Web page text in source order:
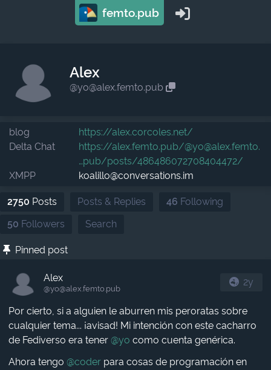
femto.pub
Alex
@yo@alex.femto.pub
blog https://alex.corcoles.net/
Delta Chat
https://alex.femto.pub/@yo@alex.femto.
pub/posts/486486072708404472/
XMPP
koalillo@conversations.im
2750 Posts Posts & Replies 46 Following
50 Followers Search
Pinned post
Alex
@yo​@alex.femto.pub
2y
Por cierto, si a alguien le aburren mis peroratas sobre
cualquier tema... ¡avisad! Mi intención con este cacharro
de Fediverso era tener @yo como cuenta genérica.
Ahora tengo @coder para cosas de programación en